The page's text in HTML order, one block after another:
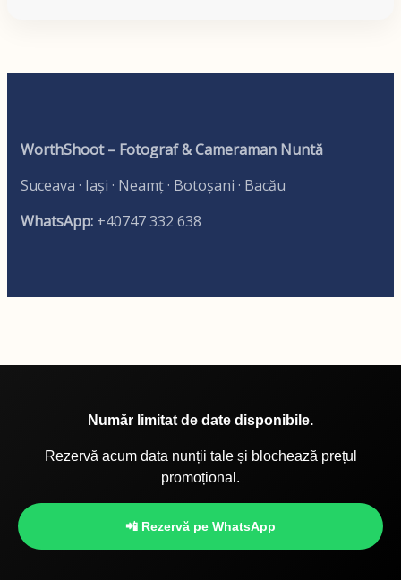
WorthShoot – Fotograf & Cameraman Nuntă
Suceava · Iași · Neamț · Botoșani · Bacău
WhatsApp: +40747 332 638
Număr limitat de date disponibile.
Rezervă acum data nunții tale și blochează prețul
promoțional.
📲 Rezervă pe WhatsApp